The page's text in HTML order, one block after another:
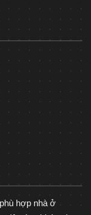
hợp nhà ở